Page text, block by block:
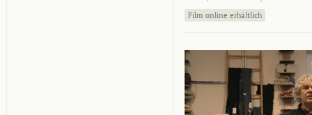
Film online erhältlich